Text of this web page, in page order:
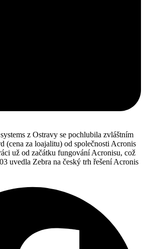
z Ostravy se pochlubila zvláštním
(cena za loajalitu) od společnosti Acronis
už od začátku fungování Acronisu, což
uvedla Zebra na český trh řešení Acronis